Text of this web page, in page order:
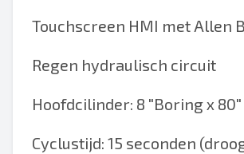
Touchscreen HMI met Allen
Regen hydraulisch circuit
Hoofdcilinder: 8 "Boring x 80"
Cyclustijd: 15 seconden